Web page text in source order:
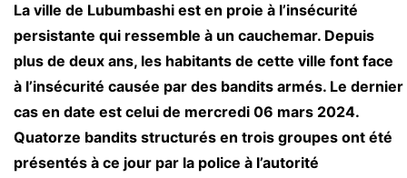
La ville de Lubumbashi est en proie à l’insécurité
persistante qui ressemble à un cauchemar. Depuis
plus de deux ans, les habitants de cette ville font face
à l’insécurité causée par des bandits armés. Le dernier
cas en date est celui de mercredi 06 mars 2024.
Quatorze bandits structurés en trois groupes ont été
présentés à ce jour par la police à l’autorité